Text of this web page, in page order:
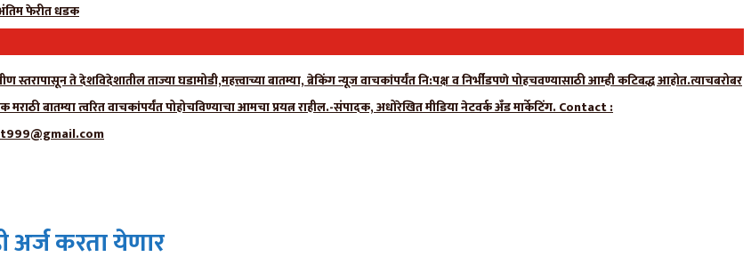
फेरीत धडक
ते देशविदेशातील ताज्या घडामोडी,महत्त्वाच्या बातम्या, ब्रेकिंग न्यूज वाचकांपर्यंत नि:पक्ष व निर्भीडपणे पोहचवण्यासाठी आम्ही कटिबद्ध आहोत.त्याचबरोबर
बातम्या त्वरित वाचकांपर्यंत पोहोचविण्याचा आमचा प्रयत्न राहील.-संपादक, अधोरेखित मीडिया नेटवर्क अँड मार्केटिंग. Contact :
अर्ज करता येणार